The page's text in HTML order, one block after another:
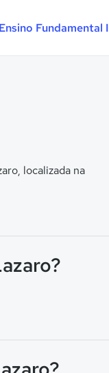
Ensino Fundamental I
localizada na